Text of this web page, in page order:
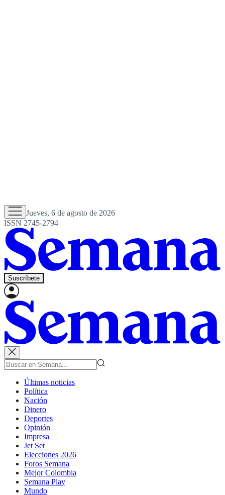
Jueves, 6 de agosto de 2026
ISSN 2745-2794
Suscríbete
Últimas noticias
Política
Nación
Dinero
Deportes
Opinión
Impresa
Jet Set
Elecciones 2026
Foros Semana
Mejor Colombia
Semana Play
Mundo